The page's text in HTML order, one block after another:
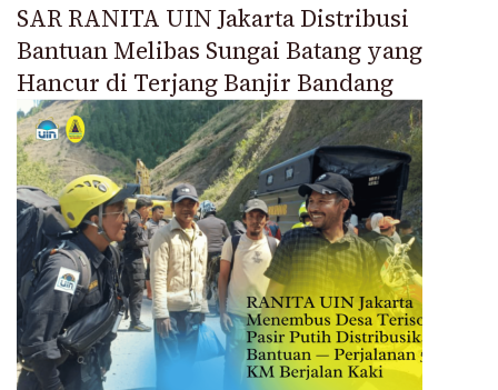
SAR RANITA UIN Jakarta Distribusi
Bantuan Melibas Sungai Batang yang
Hancur di Terjang Banjir Bandang